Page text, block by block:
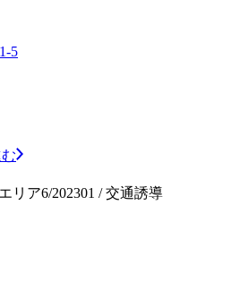
5
リア6/202301 / 交通誘導